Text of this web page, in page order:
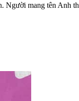
mang tên Anh